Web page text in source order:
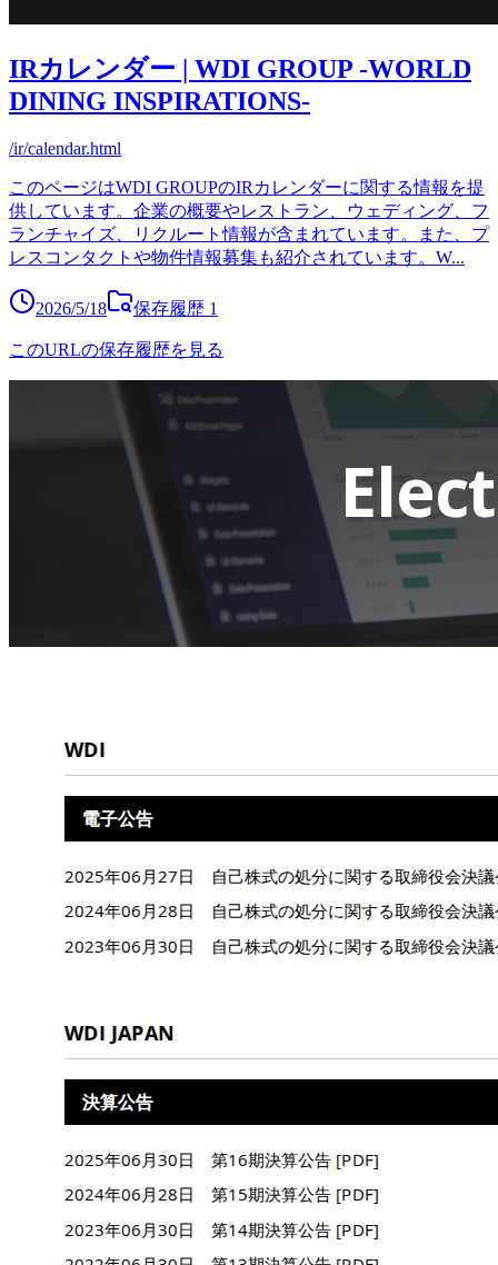
IRカレンダー | WDI GROUP -WORLD
DINING INSPIRATIONS-
/ir/calendar.html
このページはWDI GROUPのIRカレンダーに関する情報を提
供しています。企業の概要やレストラン、ウェディング、フ
ランチャイズ、リクルート情報が含まれています。また、プ
レスコンタクトや物件情報募集も紹介されています。W...
2026/5/18 保存履歴 1
このURLの保存履歴を見る